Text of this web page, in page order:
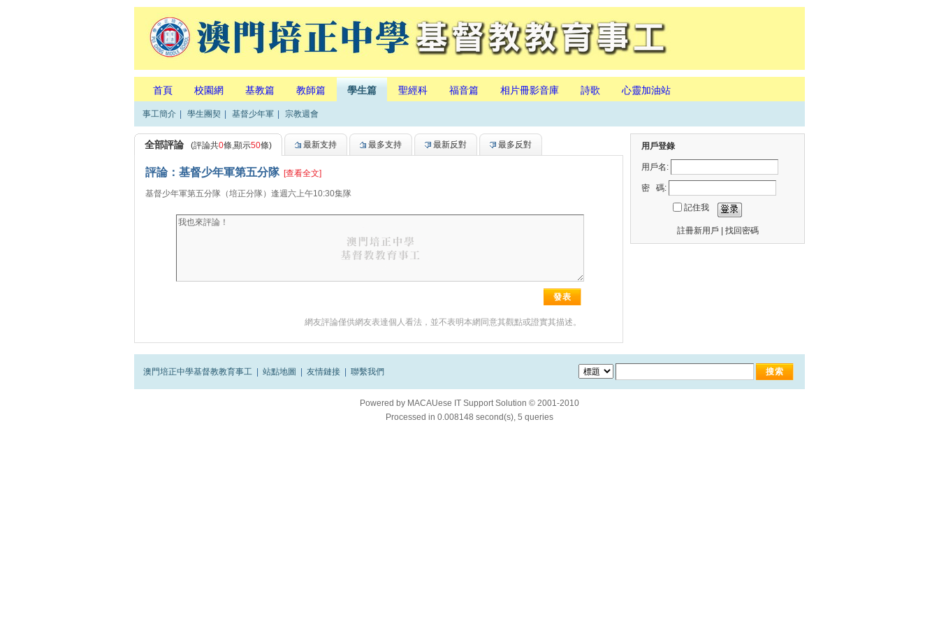
首頁 校園網 基教篇 教師篇 學生篇 聖經科 福音篇 相片冊影音庫 詩歌 心靈加油站
事工簡介 學生團契 基督少年軍 宗教週會
全部評論 (評論共0條,顯示50條) 最新支持 最多支持 最新反對 最多反對
評論：基督少年軍第五分隊 [查看全文]
基督少年軍第五分隊（培正分隊）逢週六上午10:30集隊
網友評論僅供網友表達個人看法，並不表明本網同意其觀點或證實其描述。
用戶登錄
用戶名:
密 碼:
記住我
註冊新用戶 找回密碼
澳門培正中學基督教教育事工 站點地圖 友情鏈接 聯繫我們
Powered by MACAUese IT Support Solution © 2001-2010
Processed in 0.008148 second(s), 5 queries